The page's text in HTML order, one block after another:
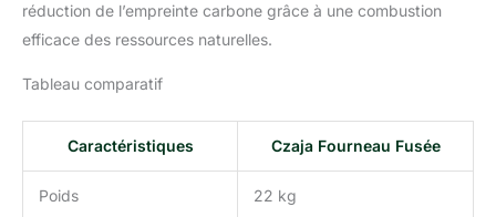
vous permet de faire frire
des viandes, des
ouvert. 🔥DIMENSIONS :
Hauteur 57 cm | Largeur
cm | plaque de feu
réduction de l’empreinte carbone grâce à une combustion
efficace des ressources naturelles.
Tableau comparatif
Caractéristiques Czaja Fourneau Fusée
Poids 22 kg